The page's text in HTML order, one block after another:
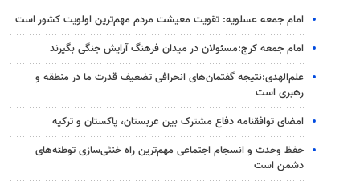
امام جمعه عسلویه: تقویت معیشت مردم مهم‌ترین اولویت کشور است
امام جمعه کرج:مسئولان در میدان فرهنگ آرایش جنگی بگیرند
علم‌الهدی:نتیجه گفتمان‌های انحرافی تضعیف قدرت ما در منطقه و
رهبری است
امضای توافقنامه دفاع مشترک بین عربستان، پاکستان و ترکیه
حفظ وحدت و انسجام اجتماعی مهم‌ترین راه خنثی‌سازی توطئه‌های
دشمن است